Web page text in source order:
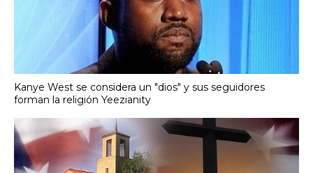
Kanye West se considera un "dios" y sus seguidores
forman la religión Yeezianity